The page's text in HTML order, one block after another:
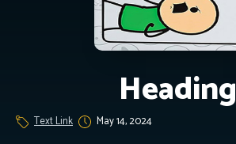
Heading
Text Link May 14, 2024